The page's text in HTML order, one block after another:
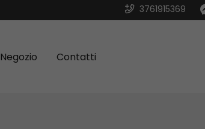
3761915369
Negozio Contatti